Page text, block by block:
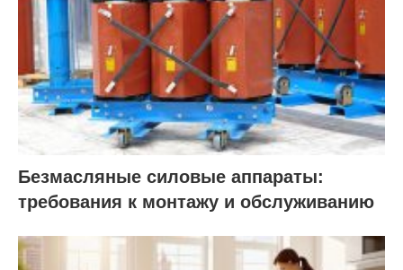
Безмасляные силовые аппараты:
требования к монтажу и обслуживанию